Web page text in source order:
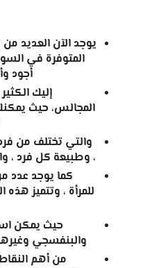
يوجد الآن العديد
المتوفرة في
أجود
إليك
المجالس، حيث يمكنك
والتي تختلف من
، وطبيعة كل فرد ،
كما يوجد عدد
للمرأة ، وتتميز
حيث يمكن
والبنفسجي وغيرها
من أهم